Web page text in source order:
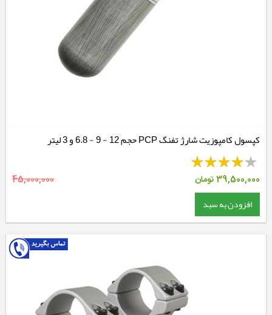
کپسول کامپوزیت شارژ تفنگ PCP حجم 12 - 9 - 6.8 و 3 لیتر
39,500,000تومان 45,000,000
افزودن به سبد